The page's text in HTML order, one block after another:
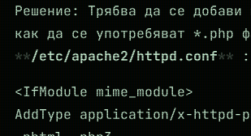
Решение: Трябва да се
как да се употребяват *.php
/etc/apache2/httpd.conf
:
<IfModule mime_module>
AddType application/x-httpd-